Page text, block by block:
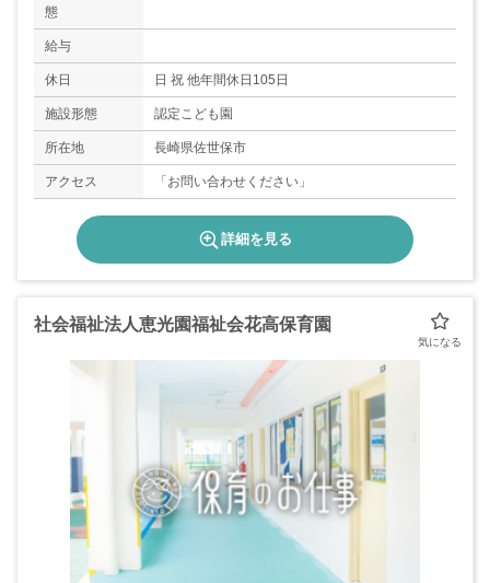
態
給与
休日 日 祝 他年間休日105日
施設形態 認定こども園
所在地 長崎県佐世保市
アクセス 「お問い合わせください」
詳細を見る
社会福祉法人恵光園福祉会花高保育園